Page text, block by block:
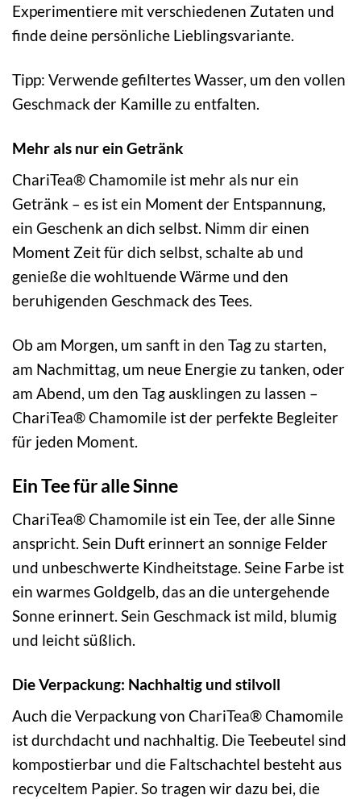
Experimentiere mit verschiedenen Zutaten und
finde deine persönliche Lieblingsvariante.
Tipp: Verwende gefiltertes Wasser, um den vollen
Geschmack der Kamille zu entfalten.
Mehr als nur ein Getränk
ChariTea® Chamomile ist mehr als nur ein
Getränk – es ist ein Moment der Entspannung,
ein Geschenk an dich selbst. Nimm dir einen
Moment Zeit für dich selbst, schalte ab und
genieße die wohltuende Wärme und den
beruhigenden Geschmack des Tees.
Ob am Morgen, um sanft in den Tag zu starten,
am Nachmittag, um neue Energie zu tanken, oder
am Abend, um den Tag ausklingen zu lassen –
ChariTea® Chamomile ist der perfekte Begleiter
für jeden Moment.
Ein Tee für alle Sinne
ChariTea® Chamomile ist ein Tee, der alle Sinne
anspricht. Sein Duft erinnert an sonnige Felder
und unbeschwerte Kindheitstage. Seine Farbe ist
ein warmes Goldgelb, das an die untergehende
Sonne erinnert. Sein Geschmack ist mild, blumig
und leicht süßlich.
Die Verpackung: Nachhaltig und stilvoll
Auch die Verpackung von ChariTea® Chamomile
ist durchdacht und nachhaltig. Die Teebeutel sind
kompostierbar und die Faltschachtel besteht aus
recyceltem Papier. So tragen wir dazu bei, die